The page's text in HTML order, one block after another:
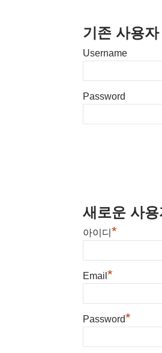
기존 사용
Username
Password
새로운 사
아이디 *
Email *
Password*